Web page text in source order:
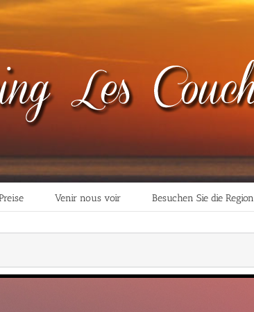
Venir nous voir Besuchen Sie die Region